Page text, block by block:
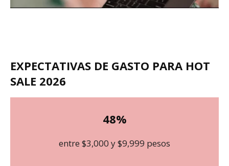
EXPECTATIVAS DE GASTO PARA HOT
SALE 2026
48%
entre $3,000 y $9,999 pesos